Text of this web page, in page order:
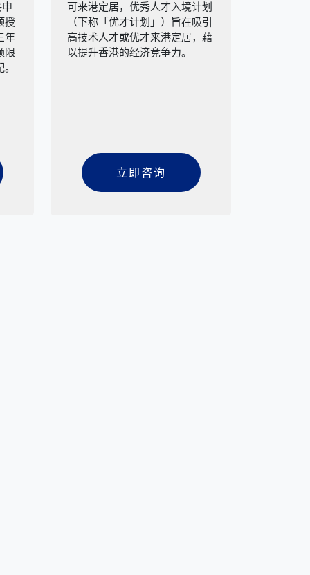
授
年
限
可来港定居，优秀人才入境计划
（下称「优才计划」）旨在吸引
高技术人才或优才来港定居，藉
以提升香港的经济竞争力。
立即咨询